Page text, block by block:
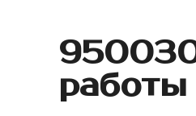
работы